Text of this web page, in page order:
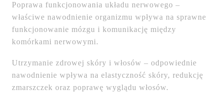
Poprawa funkcjonowania układu nerwowego –
właściwe nawodnienie organizmu wpływa na sprawne
funkcjonowanie mózgu i komunikację między
komórkami nerwowymi.
Utrzymanie zdrowej skóry i włosów – odpowiednie
nawodnienie wpływa na elastyczność skóry, redukcję
zmarszczek oraz poprawę wyglądu włosów.